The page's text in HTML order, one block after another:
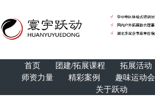
首页 团建/拓展课程 拓展活动
师资力量
精彩案例 趣味运动会
关于跃动